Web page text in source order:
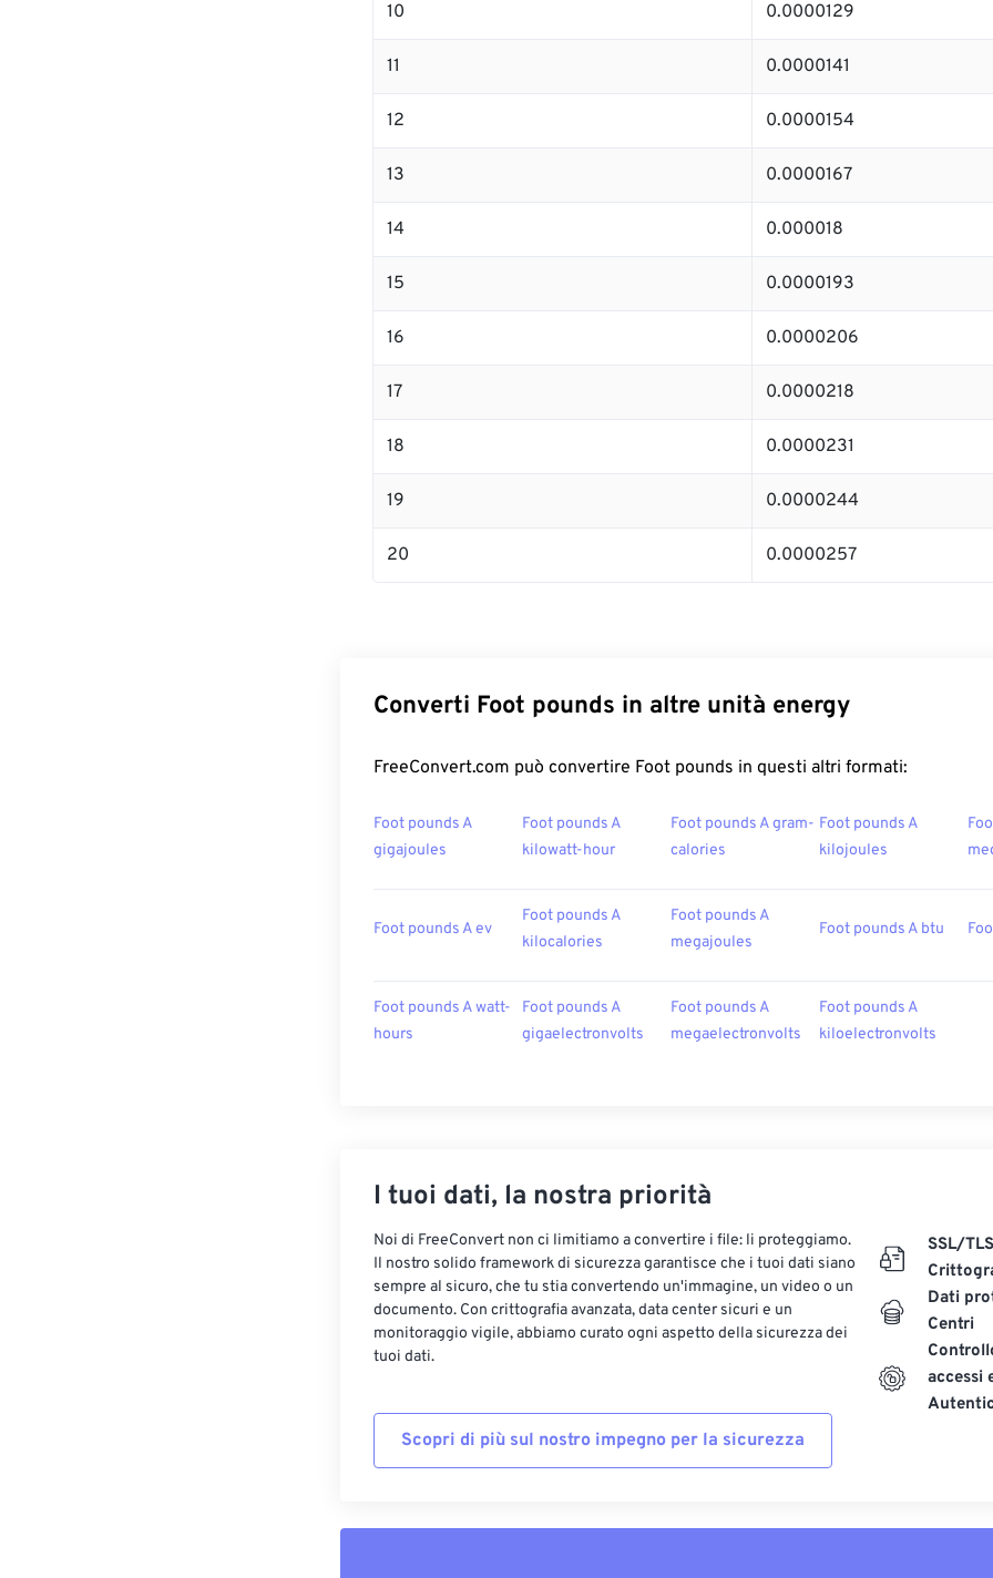
10 0.0000129
11 0.0000141
12 0.0000154
13 0.0000167
14 0.000018
15 0.0000193
16 0.0000206
17 0.0000218
18 0.0000231
19 0.0000244
20 0.0000257
Converti Foot pounds in altre unità energy
FreeConvert.com può convertire Foot pounds in questi altri formati:
Foot pounds A
gigajoules
Foot pounds A
kilowatt-hour
Foot pounds A gram-
calories
Foot pounds A
kilojoules
Foot pounds A ev
Foot pounds A
kilocalories
Foot pounds A
megajoules
Foot pounds A btu
Foot pounds A watt-
hours
Foot pounds A
gigaelectronvolts
Foot pounds A
megaelectronvolts
Foot pounds A
kiloelectronvolts
I tuoi dati, la nostra priorità
Noi di FreeConvert non ci limitiamo a convertire i file: li proteggiamo.
Il nostro solido framework di sicurezza garantisce che i tuoi dati siano
sempre al sicuro, che tu stia convertendo un'immagine, un video o un
documento. Con crittografia avanzata, data center sicuri e un
monitoraggio vigile, abbiamo curato ogni aspetto della sicurezza dei
tuoi dati.
Scopri di più sul nostro impegno per la sicurezza
SSL/TLS
Dati
Centri
accessi